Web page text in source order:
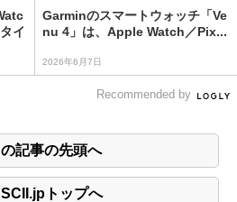
イ
Garminのスマートウォッチ「Ve
nu 4」は、Apple Watch／Pix...
2026年6月7日
Recommended by
記事の先頭へ
トップへ